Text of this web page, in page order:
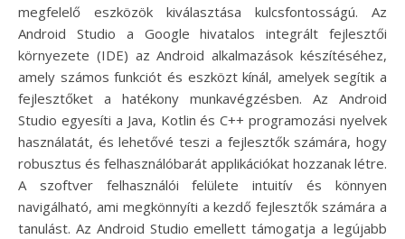
megfelelő eszközök kiválasztása kulcsfontosságú. Az
Android Studio a Google hivatalos integrált fejlesztői
környezete (IDE) az Android alkalmazások készítéséhez,
amely számos funkciót és eszközt kínál, amelyek segítik a
fejlesztőket a hatékony munkavégzésben. Az Android
Studio egyesíti a Java, Kotlin és C++ programozási nyelvek
használatát, és lehetővé teszi a fejlesztők számára, hogy
robusztus és felhasználóbarát applikációkat hozzanak létre.
A szoftver felhasználói felülete intuitív és könnyen
navigálható, ami megkönnyíti a kezdő fejlesztők számára a
tanulást. Az Android Studio emellett támogatja a legújabb